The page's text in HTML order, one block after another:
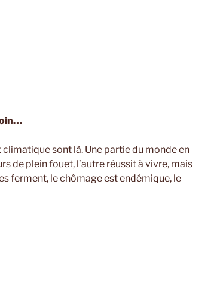
sont là. Une partie du monde en
de plein fouet, l’autre réussit à vivre, mais
ferment, le chômage est endémique, le